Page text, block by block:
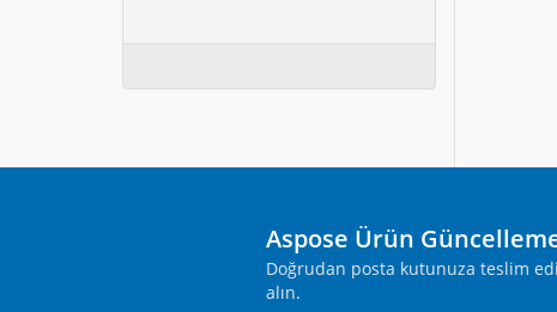
Aspose Ürün
Doğrudan posta kutunuza teslim
alın.